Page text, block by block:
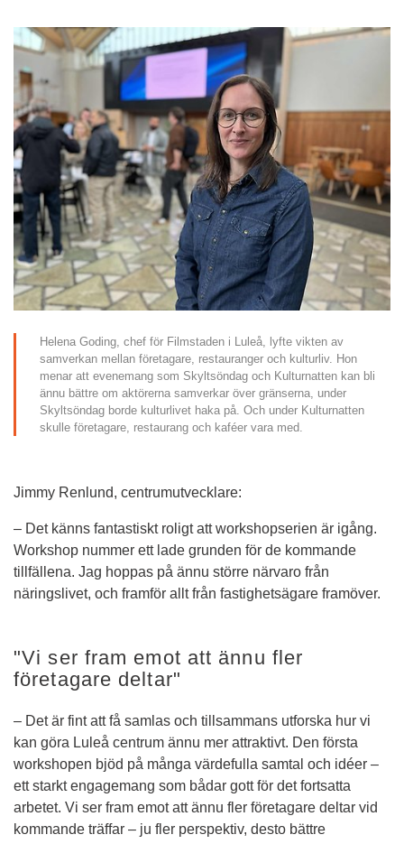
Helena Goding, chef för Filmstaden i Luleå, lyfte vikten av
samverkan mellan företagare, restauranger och kulturliv. Hon
menar att evenemang som Skyltsöndag och Kulturnatten kan bli
ännu bättre om aktörerna samverkar över gränserna, under
Skyltsöndag borde kulturlivet haka på. Och under Kulturnatten
skulle företagare, restaurang och kaféer vara med.
Jimmy Renlund, centrumutvecklare:
– Det känns fantastiskt roligt att workshopserien är igång.
Workshop nummer ett lade grunden för de kommande
tillfällena. Jag hoppas på ännu större närvaro från
näringslivet, och framför allt från fastighetsägare framöver.
"Vi ser fram emot att ännu fler
företagare deltar"
– Det är fint att få samlas och tillsammans utforska hur vi
kan göra Luleå centrum ännu mer attraktivt. Den första
workshopen bjöd på många värdefulla samtal och idéer –
ett starkt engagemang som bådar gott för det fortsatta
arbetet. Vi ser fram emot att ännu fler företagare deltar vid
kommande träffar – ju fler perspektiv, desto bättre